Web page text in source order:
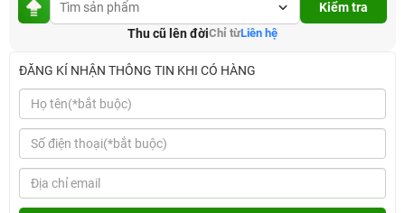
Kiểm tra
Thu cũ lên đờiChỉ từLiên hệ
ĐĂNG KÍ NHẬN THÔNG TIN KHI CÓ HÀNG